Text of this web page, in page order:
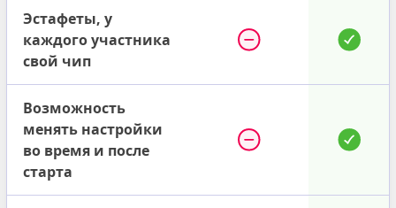
Эстафеты, у
каждого участника
свой чип
Возможность
менять настройки
во время и после
старта